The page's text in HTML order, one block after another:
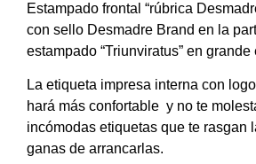
Estampado frontal “rúbrica
con sello Desmadre Brand en la
estampado “Triunviratus” en
La etiqueta impresa interna con
hará más confortable y no te
incómodas etiquetas que te rasgan
ganas de arrancarlas.